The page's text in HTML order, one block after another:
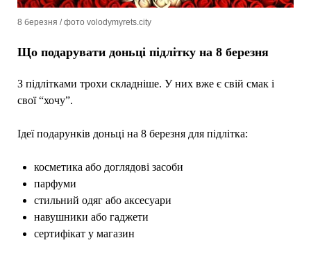
8 березня / фото volodymyrets.city
Що подарувати доньці підлітку на 8 березня
З підлітками трохи складніше. У них вже є свій смак і
свої “хочу”.
Ідеї подарунків доньці на 8 березня для підлітка:
косметика або доглядові засоби
парфуми
стильний одяг або аксесуари
навушники або гаджети
сертифікат у магазин